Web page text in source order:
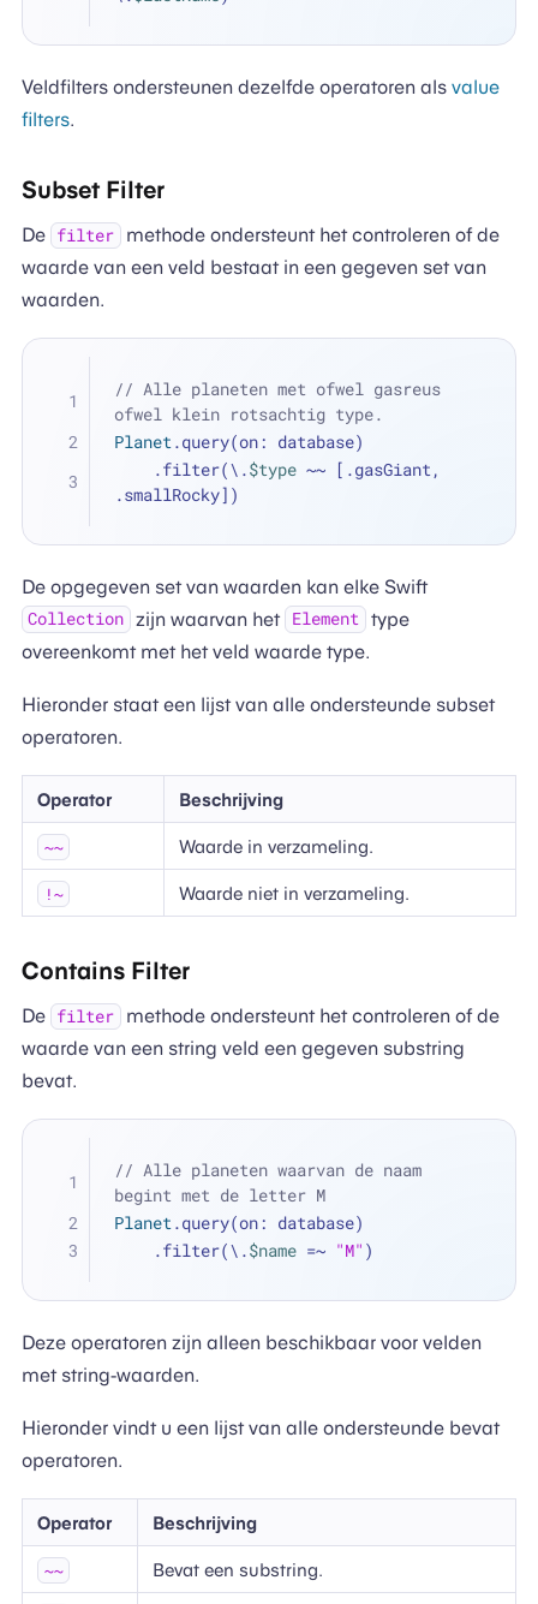
Veldfilters ondersteunen dezelfde operatoren als value
filters.
Subset Filter
De filter
methode ondersteunt het controleren of de
waarde van een veld bestaat in een gegeven set van
waarden.
// Alle planeten met ofwel gasreus
ofwel klein rotsachtig type.
Planet.query(on: database)
    .filter(\.
$type ~~ [.gasGiant,
.smallRocky])
De opgegeven set van waarden kan elke Swift
Collection zijn waarvan het Element type
overeenkomt met het veld waarde type.
Hieronder staat een lijst van alle ondersteunde subset
operatoren.
Operator Beschrijving
~~ Waarde in verzameling.
!~ Waarde niet in verzameling.
Contains Filter
De filter
methode ondersteunt het controleren of de
waarde van een string veld een gegeven substring
bevat.
// Alle planeten waarvan de naam
begint met de letter M
Planet.query(on: database)
    .filter(\.
$name =~ "M" )
Deze operatoren zijn alleen beschikbaar voor velden
met string-waarden.
Hieronder vindt u een lijst van alle ondersteunde bevat
operatoren.
Operator Beschrijving
~~ Bevat een substring.